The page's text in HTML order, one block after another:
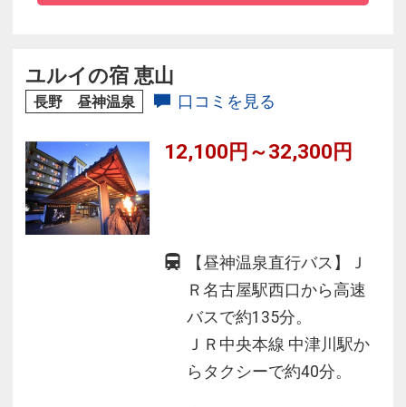
ユルイの宿 恵山
長野 昼神温泉 口コミを見る
12,100円～32,300円
【昼神温泉直行バス】Ｊ
Ｒ名古屋駅西口から高速
バスで約135分。
ＪＲ中央本線 中津川駅か
らタクシーで約40分。